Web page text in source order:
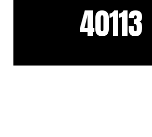
40113